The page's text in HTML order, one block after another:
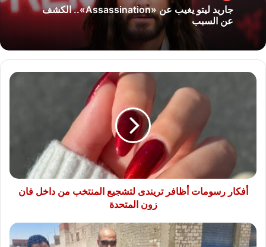
جاريد ليتو يغيب عن «Assassination».. الكشف
عن السبب
أفكار
فان
زونأفكار رسومات أظافر تريندى لتشجيع المنتخب من داخل فان
زون المتحدة
سقوط
وكر